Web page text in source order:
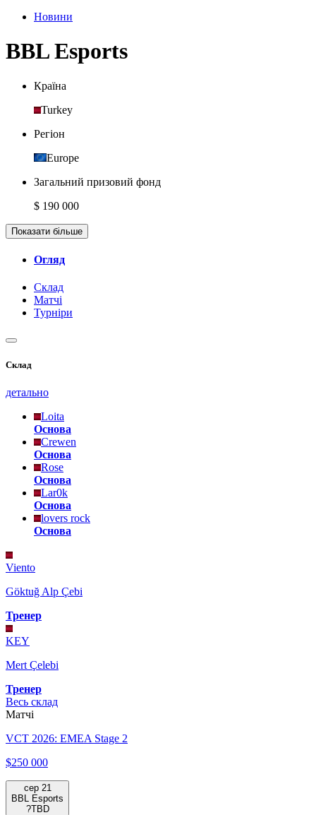
Новини
BBL Esports
Країна
Turkey
Регіон
Europe
Загальний призовий фонд
$ 190 000
Показати більше
Огляд
Склад
Матчі
Турніри
Склад
детально
Loita
Основа
Crewen
Основа
Rose
Основа
Lar0k
Основа
lovers rock
Основа
Viento
Göktuğ Alp Çebi
Тренер
KEY
Mert Çelebi
Тренер
Весь склад
Матчі
VCT 2026: EMEA Stage 2
$250 000
сер 21
BBL Esports
?TBD